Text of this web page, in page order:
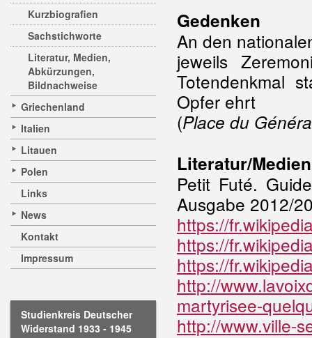
Kurzbiografien
Sachstichworte
Literatur, Medien,
Abkürzungen,
Bildnachweise
Griechenland
Italien
Litauen
Polen
Links
News
Kontakt
Impressum
Studienkreis Deutscher
Widerstand 1933 - 1945
Gedenken
An den
jeweils
Totendenkmal
Opfer ehrt
(Place du
Literatur/Medien
Petit Futé.
Ausgabe 2012/
https://
https://
https://
http://
martyrisee-
http://www.ville-